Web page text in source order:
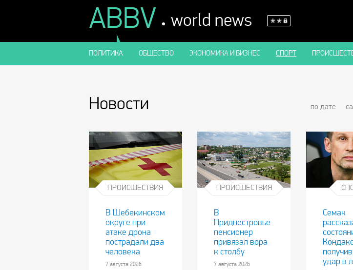
ABBV . world news
ПОЛИТИКА ОБЩЕСТВО ЭКОНОМИКА И БИЗНЕС СПОРТ
Новости по дате
ПРОИСШЕСТВИЯ
В Шебекинском
округе при
атаке дрона
пострадали два
человека
7 августа 2026
ПРОИСШЕСТВИЯ
В
Приднестровье
пенсионер
привязал вора
к столбу
7 августа 2026
Семак
удар в